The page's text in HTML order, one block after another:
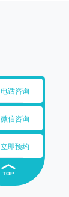
电话咨询
微信咨询
立即预约